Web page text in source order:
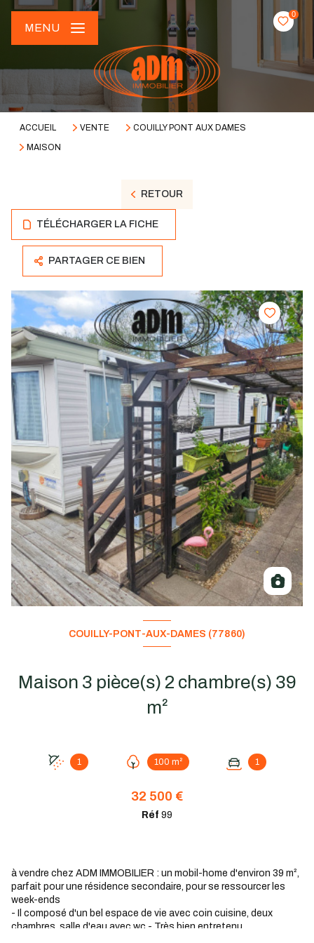
0
MENU
ACCUEIL VENTE
COUILLY PONT AUX DAMES
MAISON
RETOUR
TÉLÉCHARGER LA FICHE
PARTAGER CE BIEN
COUILLY-PONT-AUX-DAMES (77860)
Maison 3 pièce(s) 2 chambre(s) 39
m²
1 100 m² 1
32 500 €
Réf 99
à vendre chez ADM IMMOBILIER : un mobil-home d'environ 39 m²,
parfait pour une résidence secondaire, pour se ressourcer les
week-ends
- Il composé d'un bel espace de vie avec coin cuisine, deux
chambres, salle d'eau avec wc - Très bien entretenu